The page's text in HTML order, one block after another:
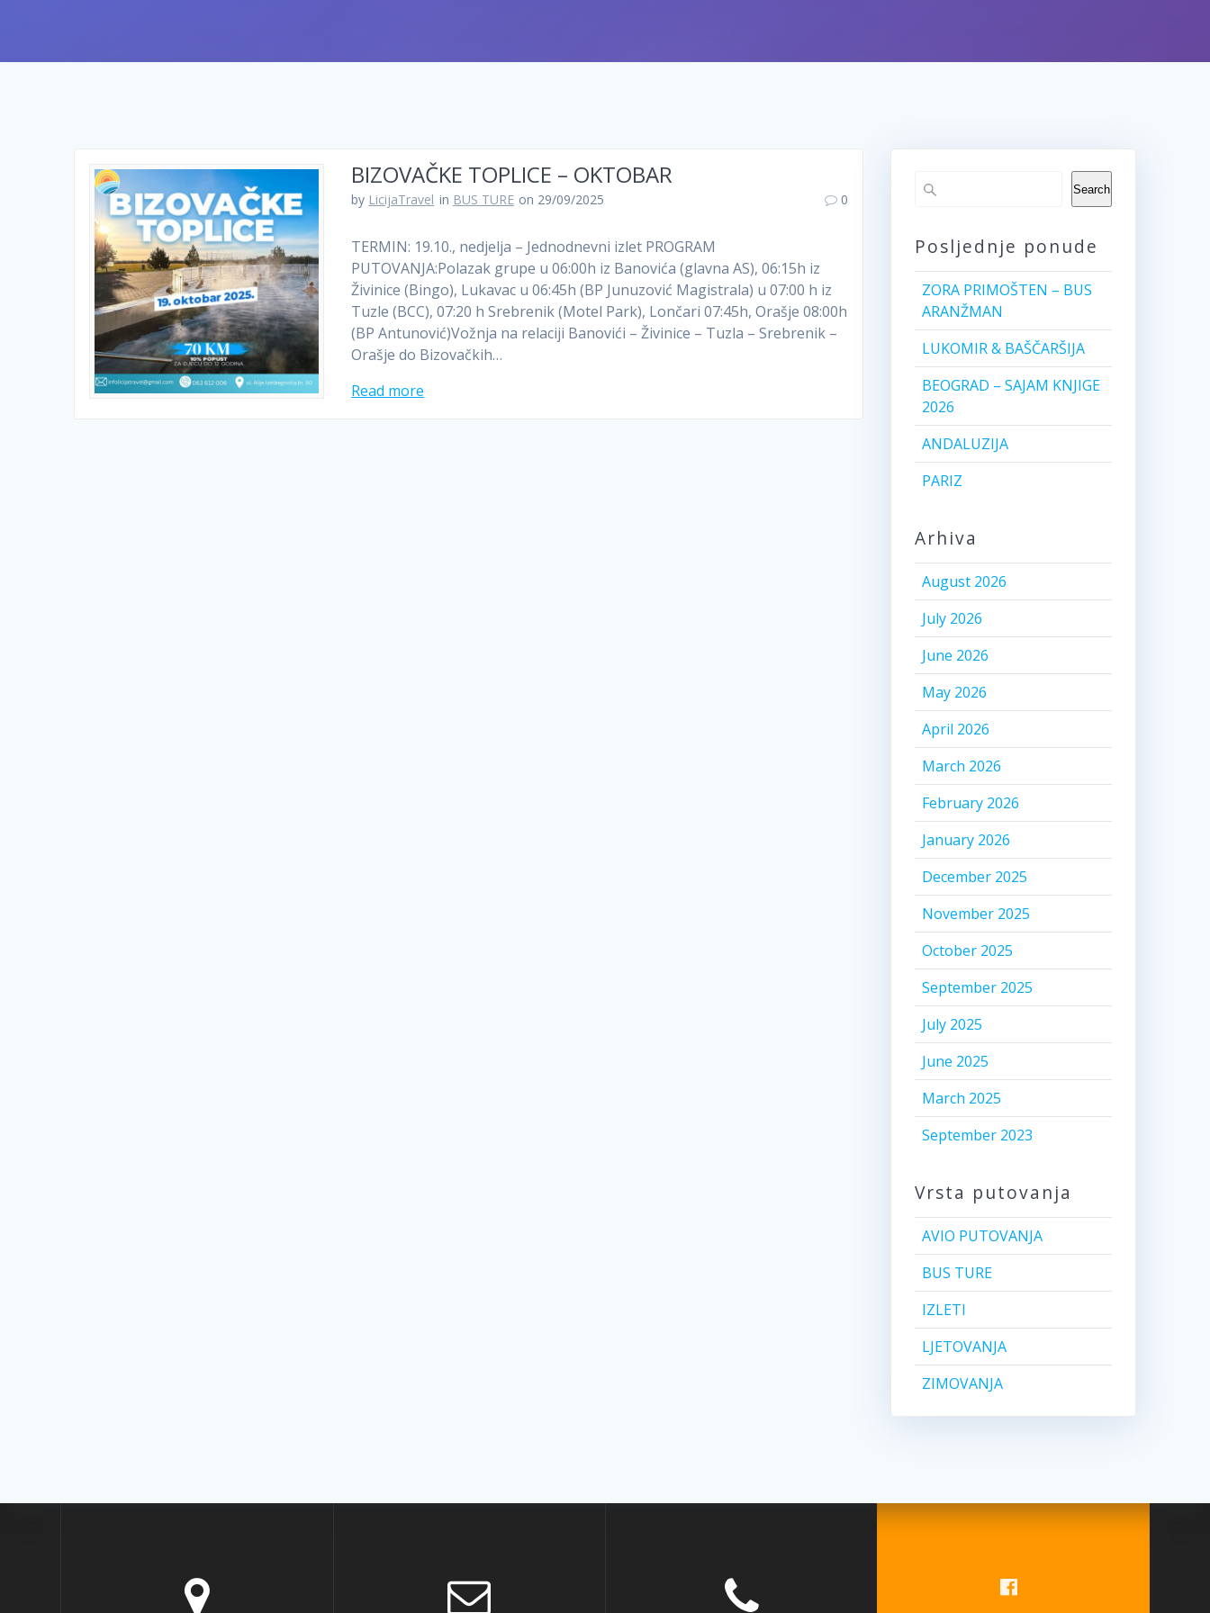
BIZOVAČKE TOPLICE – OKTOBAR
by LicijaTravel in BUS TURE on 29/09/2025 0
TERMIN: 19.10., nedjelja – Jednodnevni izlet PROGRAM
PUTOVANJA:Polazak grupe u 06:00h iz Banovića (glavna AS), 06:15h iz
Živinice (Bingo), Lukavac u 06:45h (BP Junuzović Magistrala) u 07:00 h iz
Tuzle (BCC), 07:20 h Srebrenik (Motel Park), Lončari 07:45h, Orašje 08:00h
(BP Antunović)Vožnja na relaciji Banovići – Živinice – Tuzla – Srebrenik –
Orašje do Bizovačkih…
Read more
Search
Posljednje ponude
ZORA PRIMOŠTEN – BUS
ARANŽMAN
LUKOMIR & BAŠČARŠIJA
BEOGRAD – SAJAM KNJIGE
2026
ANDALUZIJA
PARIZ
Arhiva
August 2026
July 2026
June 2026
May 2026
April 2026
March 2026
February 2026
January 2026
December 2025
November 2025
October 2025
September 2025
July 2025
June 2025
March 2025
September 2023
Vrsta putovanja
AVIO PUTOVANJA
BUS TURE
IZLETI
LJETOVANJA
ZIMOVANJA